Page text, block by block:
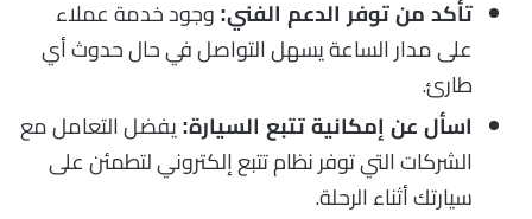
تأكد من توفر الدعم الفني: وجود خدمة عملاء
على مدار الساعة يسهل التواصل في حال حدوث أي
طارئ.
اسأل عن إمكانية تتبع السيارة: يفضل التعامل مع
الشركات التي توفر نظام تتبع إلكتروني لتطمئن على
سيارتك أثناء الرحلة.